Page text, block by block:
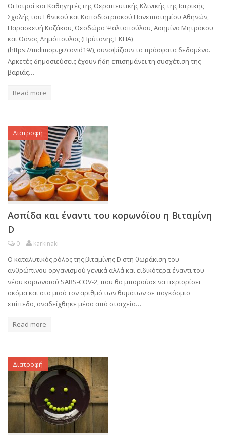
Οι Ιατροί και Καθηγητές της Θεραπευτικής Κλινικής της Ιατρικής
Σχολής του Εθνικού και Καποδιστριακού Πανεπιστημίου Αθηνών,
Παρασκευή Καζάκου, Θεοδώρα Ψαλτοπούλου, Ασημίνα Μητράκου
και Θάνος Δημόπουλος (Πρύτανης ΕΚΠΑ)
(https://mdimop.gr/covid19/), συνοψίζουν τα πρόσφατα δεδομένα.
Αρκετές δημοσιεύσεις έχουν ήδη επισημάνει τη συσχέτιση της
βαριάς…
Read more
Διατροφή
Ασπίδα και έναντι του κορωνόϊου η Βιταμίνη
D
0 karkinaki
Ο καταλυτικός ρόλος της βιταμίνης D στη θωράκιση του
ανθρώπινου οργανισμού γενικά αλλά και ειδικότερα έναντι του
νέου κορωνοϊού SARS-COV-2, που θα μπορούσε να περιορίσει
ακόμα και στο μισό τον αριθμό των θυμάτων σε παγκόσμιο
επίπεδο, αναδείχθηκε μέσα από στοιχεία…
Read more
Διατροφή